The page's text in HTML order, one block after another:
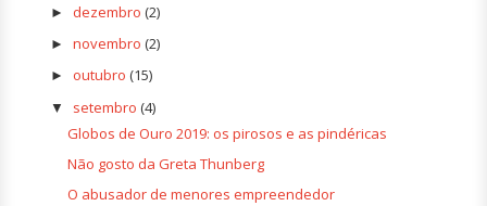
► dezembro (2)
► novembro (2)
► outubro (15)
▼ setembro (4)
Globos de Ouro 2019: os pirosos e as pindéricas
Não gosto da Greta Thunberg
O abusador de menores empreendedor